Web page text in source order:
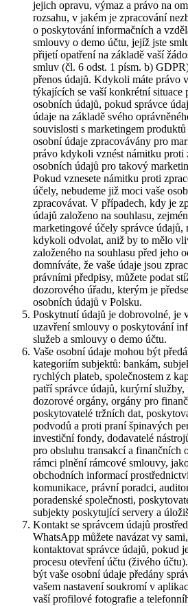
jejich opravu, výmaz a právo na
rozsahu, v jakém je zpracování
o poskytování informačních a
smlouvy o demo účtu, jejíž jste
přijetí opatření na základě vaší
smluv (čl. 6 odst. 1 písm. b)
přenos údajů. Kdykoli máte právo
týkajících se vaší konkrétní situace
osobních údajů, pokud správce
údaje na základě svého
souvislosti s marketingem
osobní údaje zpracovávány pro
právo kdykoli vznést námitku proti
osobních údajů pro takový
Pokud vznesete námitku proti
účely, nebudeme již moci vaše
zpracovávat. V případech, kdy je
údajů založeno na souhlasu,
marketingové účely správce údajů,
kdykoli odvolat, aniž by to mělo
založeného na souhlasu před jeho
domníváte, že vaše údaje jsou
právními předpisy, můžete podat
dozorového úřadu, kterým je
osobních údajů v Polsku.
Poskytnutí údajů je dobrovolné, je
uzavření smlouvy o poskytování
služeb a smlouvy o demo účtu.
Vaše osobní údaje mohou být
kategoriím subjektů: bankám,
rychlých plateb, společnostem z
patří správce údajů, kurýrní služby,
dozorové orgány, orgány pro
poskytovatelé tržních dat,
podvodů a proti praní špinavých
investiční fondy, dodavatelé
pro obsluhu transakcí a finančních
rámci plnění rámcové smlouvy,
obchodních informací
komunikace, právní poradci,
poradenské společnosti,
subjekty poskytující servery a
Kontakt se správcem údajů
WhatsApp můžete navázat vy
kontaktovat správce údajů, pokud
procesu otevření účtu (živého
být vaše osobní údaje předány
vašem nastavení soukromí v
vaší profilové fotografie a